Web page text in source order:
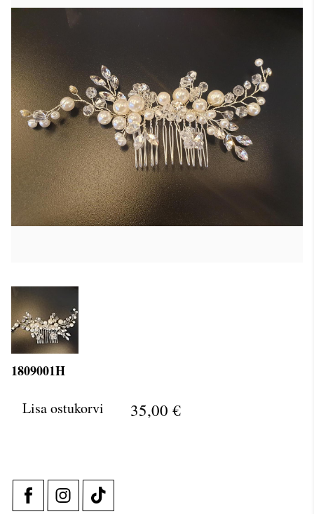
1809001H
Lisa ostukorvi 35,00 €